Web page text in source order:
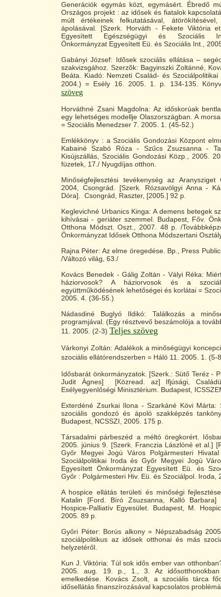
Generációk egymás közt, egymásért. Ébredő
Országos projekt : az idősek és fiatalok
múlt értékeinek felkutatásával,
ápolásával. [Szerk. Horváth - Fekete Viktória
Egyesített Egészségügyi és Szociális
Önkormányzat Egyesített Eü. és Szociális Int.,
Gabányi József: Idõsek szociális ellátása –
szakvizsgához. Szerzõk: Bagyinszki Zoltánné,
Beáta. Kiadó: Nemzeti Család- és Szociálpolitikai
2004.) = Esély 16. 2005. 1. p. 134-135.
szöveg
Horváthné Zsani Magdolna: Az időskorúak
egy lehetséges modellje Olaszországban. A
= Szociális Menedzser 7. 2005. 1. (45-52.)
Emlékkönyv : a Szociális Gondozási Központ
Kabainé Szabó Róza - Szűcs Zsuzsanna -
Kisújszállás, Szociális Gondozási Közp., 2005.
füzetek, 17./ Nyugdíjas otthon.
Minőségfejlesztési tevékenység az Aranysziget
2004, Csongrád. [Szerk. Rózsavölgyi Anna -
Dóra]. Csongrád, Raszter, [2005.] 92 p.
Keglevichné Urbanics Kinga: A demens betegek
kihívásai - geriáter szemmel. Budapest, Főv.
Otthona Módszt. Oszt., 2007. 48 p. /
Önkormányzat Idősek Otthona Módszertani
Rajna Péter: Az elme öregedése. Bp., Press
/Változó világ, 63./
Kovács Benedek - Gálig Zoltán - Vályi Réka:
háziorvosok? A háziorvosok és a
együttműködésének lehetőségei és korlátai =
2005. 4. (36-55.)
Nádasdiné Buglyó Ildikó: Találkozás a
programjával. (Egy résztvevő beszámolója a
11. 2005. (2-3) Teljes szöveg
Várkonyi Zoltán: Adalékok a minőségügyi
szociális ellátórendszerben = Háló 11. 2005. 1. (5-
Idősbarát önkormányzatok. [Szerk.: Sütő Teréz -
Judit Ágnes] [Közread. az] Ifjúsági,
Esélyegyenlőségi Minisztérium. Budapest,
Exterdéné Zsurkai Ilona - Szarkáné Kövi Márta:
szociális gondozó és ápoló szakképzés
Budapest, NCSSZI, 2005. 175 p.
Társadalmi párbeszéd a méltó öregkorért.
2005. június 9. [Szerk. Franczia Lászlóné et al.]
Győr Megyei Jogú Város Polgármesteri
Szociálpolitikai Iroda és Győr Megyei Jogú
Egyesített Önkormányzat Egyesített Eü. és
Győr : Polgármesteri Hiv. Eü. és Szociálpol. Iroda,
A hospice ellátás területi és minőségi
Katalin [Ford. Bíró Zsuzsanna, Kalló
Hospice-Palliatív Egyesület. Budapest, M.
2005. 89 p.
Győri Péter: Borús alkony = Népszabadság
szociálpolitikus az idősek otthonai és más
helyzetéről.
Kun J. Viktória: Túl sok idős ember van
2005. aug. 19. p., 1., 3. Az idősotthonokban
emelkedése. Kovács Zsolt, a szociális tárca
idősellátás finanszírozásával kapcsolatos